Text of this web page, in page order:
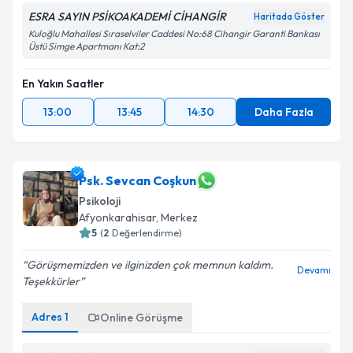
ESRA SAYIN PSİKOAKADEMİ CİHANGİR Haritada Göster
Kuloğlu Mahallesi Sıraselviler Caddesi No:68 Cihangir Garanti Bankası
Üstü Simge Apartmanı Kat:2
En Yakın Saatler
13:00
13:45 14:30 Daha Fazla
Psk. Sevcan Coşkun
Psikoloji
Afyonkarahisar, Merkez
5 (2 Değerlendirme)
Görüşmemizden ve ilginizden çok memnun kaldım.
Teşekkürler
Devamı
Adres 1 Online Görüşme